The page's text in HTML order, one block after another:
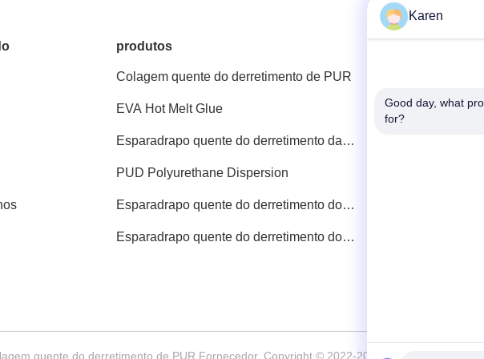
produtos
Colagem quente do derretimento de PUR
EVA Hot Melt Glue
Esparadrapo quente do derretimento da
PUD Polyurethane Dispersion
Esparadrapo quente do derretimento do
Esparadrapo quente do derretimento do
+86-
quente do derretimento de PUR Fornecedor. Copyright © 2022-2026 Wuxi East Group
Karen
Good day, what
for?